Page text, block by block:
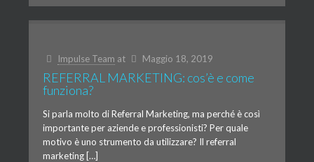
Impulse Team at Maggio 18, 2019
REFERRAL MARKETING: cos’è e come
funziona?
Si parla molto di Referral Marketing, ma perché è così
importante per aziende e professionisti? Per quale
motivo è uno strumento da utilizzare? Il referral
marketing […]